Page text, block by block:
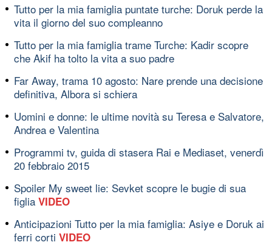
Tutto per la mia famiglia puntate turche: Doruk perde la
vita il giorno del suo compleanno
Tutto per la mia famiglia trame Turche: Kadir scopre
che Akif ha tolto la vita a suo padre
Far Away, trama 10 agosto: Nare prende una decisione
definitiva, Albora si schiera
Uomini e donne: le ultime novità su Teresa e Salvatore,
Andrea e Valentina
Programmi tv, guida di stasera Rai e Mediaset, venerdì
20 febbraio 2015
Spoiler My sweet lie: Sevket scopre le bugie di sua
figlia VIDEO
Anticipazioni Tutto per la mia famiglia: Asiye e Doruk ai
ferri corti VIDEO